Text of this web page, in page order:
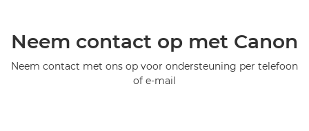
Neem contact op met Canon
Neem contact met ons op voor ondersteuning per telefoon
of e-mail